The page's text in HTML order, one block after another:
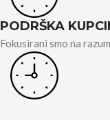
PODRŠKA
Fokusirani smo na